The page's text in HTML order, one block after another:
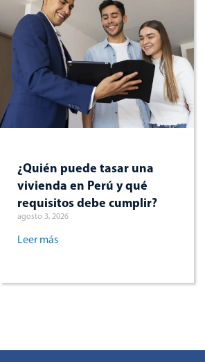
¿Quién puede tasar una
vivienda en Perú y qué
requisitos debe cumplir?
agosto 3, 2026
Leer más